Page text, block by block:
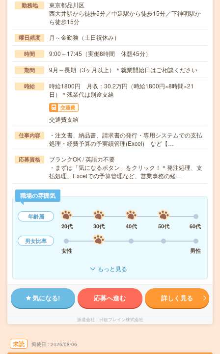
勤務地
東京都品川区
西大井駅から徒歩5分／中延駅から徒歩15分／下神明駅か
ら徒歩15分
曜日頻度 月～金勤務（土日祝休み）
時間 9:00～17:45（実働8時間 休憩45分）
期間 9月～長期（3ヶ月以上）＊就業開始日はご相談ください
時給
時給1800円 月収：30.2万円（時給1800円×8時間×21
日）＊残業代は別途支給
交通費
交通費支給
仕事内容
・注文書、納品書、請求書の発行・専用システムでの支払
処理・経費予算の予実績管理(Excel) など【…
応募資格
ブランクOK / 英語力不要
・まずは「気になるボタン」をクリック！＊発注処理、支
払処理、Excelでの予算管理など、営業事務の経…
職場の雰囲気
年齢層
20代
30代 40代 50代
60代
男女比率
女性
男性
もっと見る
気になる! 応募へ進む 詳しく見る
派遣会社 日総ブレイン株式会社
未読 掲載日 2026/08/06